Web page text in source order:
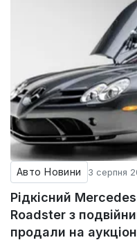
Авто Новини 3 серпня
Рідкісний
Roadster з
продали на